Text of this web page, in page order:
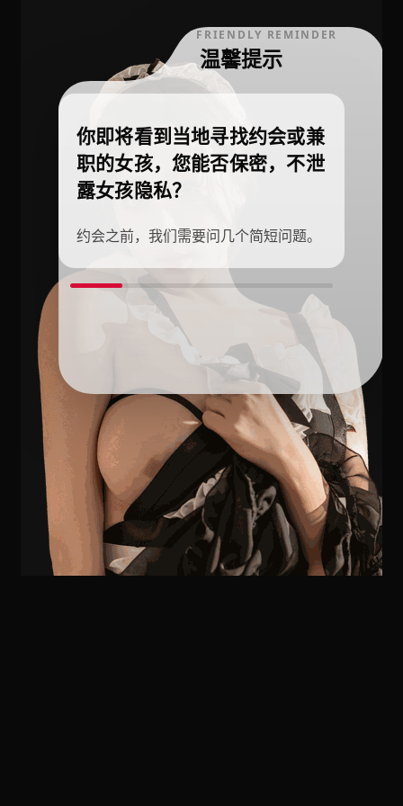
FRIENDLY REMINDER
温馨提示
你即将看到当地寻找约会或兼
职的女孩，您能否保密，不泄
露女孩隐私？
约会之前，我们需要问几个简短问题。